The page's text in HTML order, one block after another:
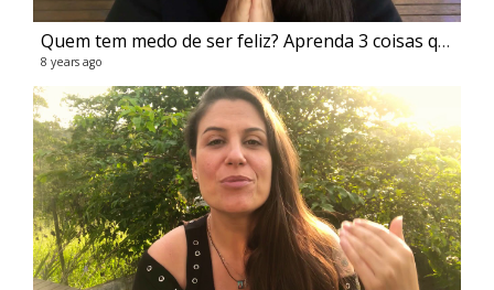
Quem tem medo de ser feliz? Aprenda 3 coisas que vão te ajudar - Flavia Melissa
8 years ago